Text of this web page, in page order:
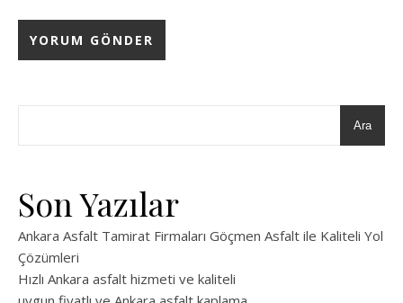
Ara
Son Yazılar
Ankara Asfalt Tamirat Firmaları Göçmen Asfalt ile Kaliteli Yol
Çözümleri
Hızlı Ankara asfalt hizmeti ve kaliteli